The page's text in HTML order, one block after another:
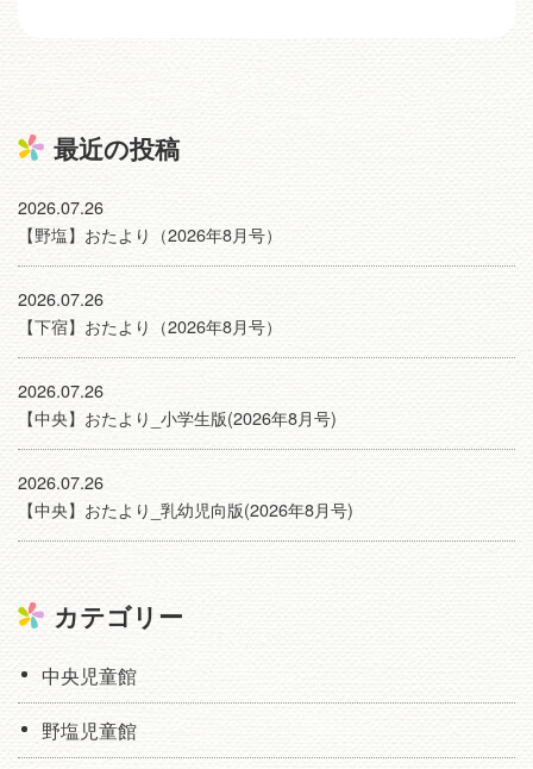
最近の投稿
2026.07.26
【野塩】おたより（2026年8月号）
2026.07.26
【下宿】おたより（2026年8月号）
2026.07.26
【中央】おたより_小学生版(2026年8月号)
2026.07.26
【中央】おたより_乳幼児向版(2026年8月号)
カテゴリー
中央児童館
野塩児童館